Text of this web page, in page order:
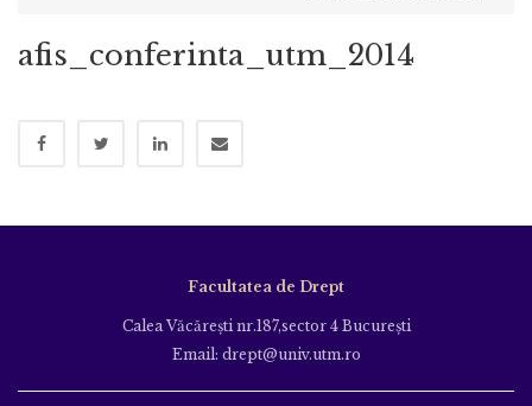
afis_conferinta_utm_2014
Facultatea de Drept
Calea Văcăreşti nr.187,sector 4 Bucureşti
Email: drept@univ.utm.ro